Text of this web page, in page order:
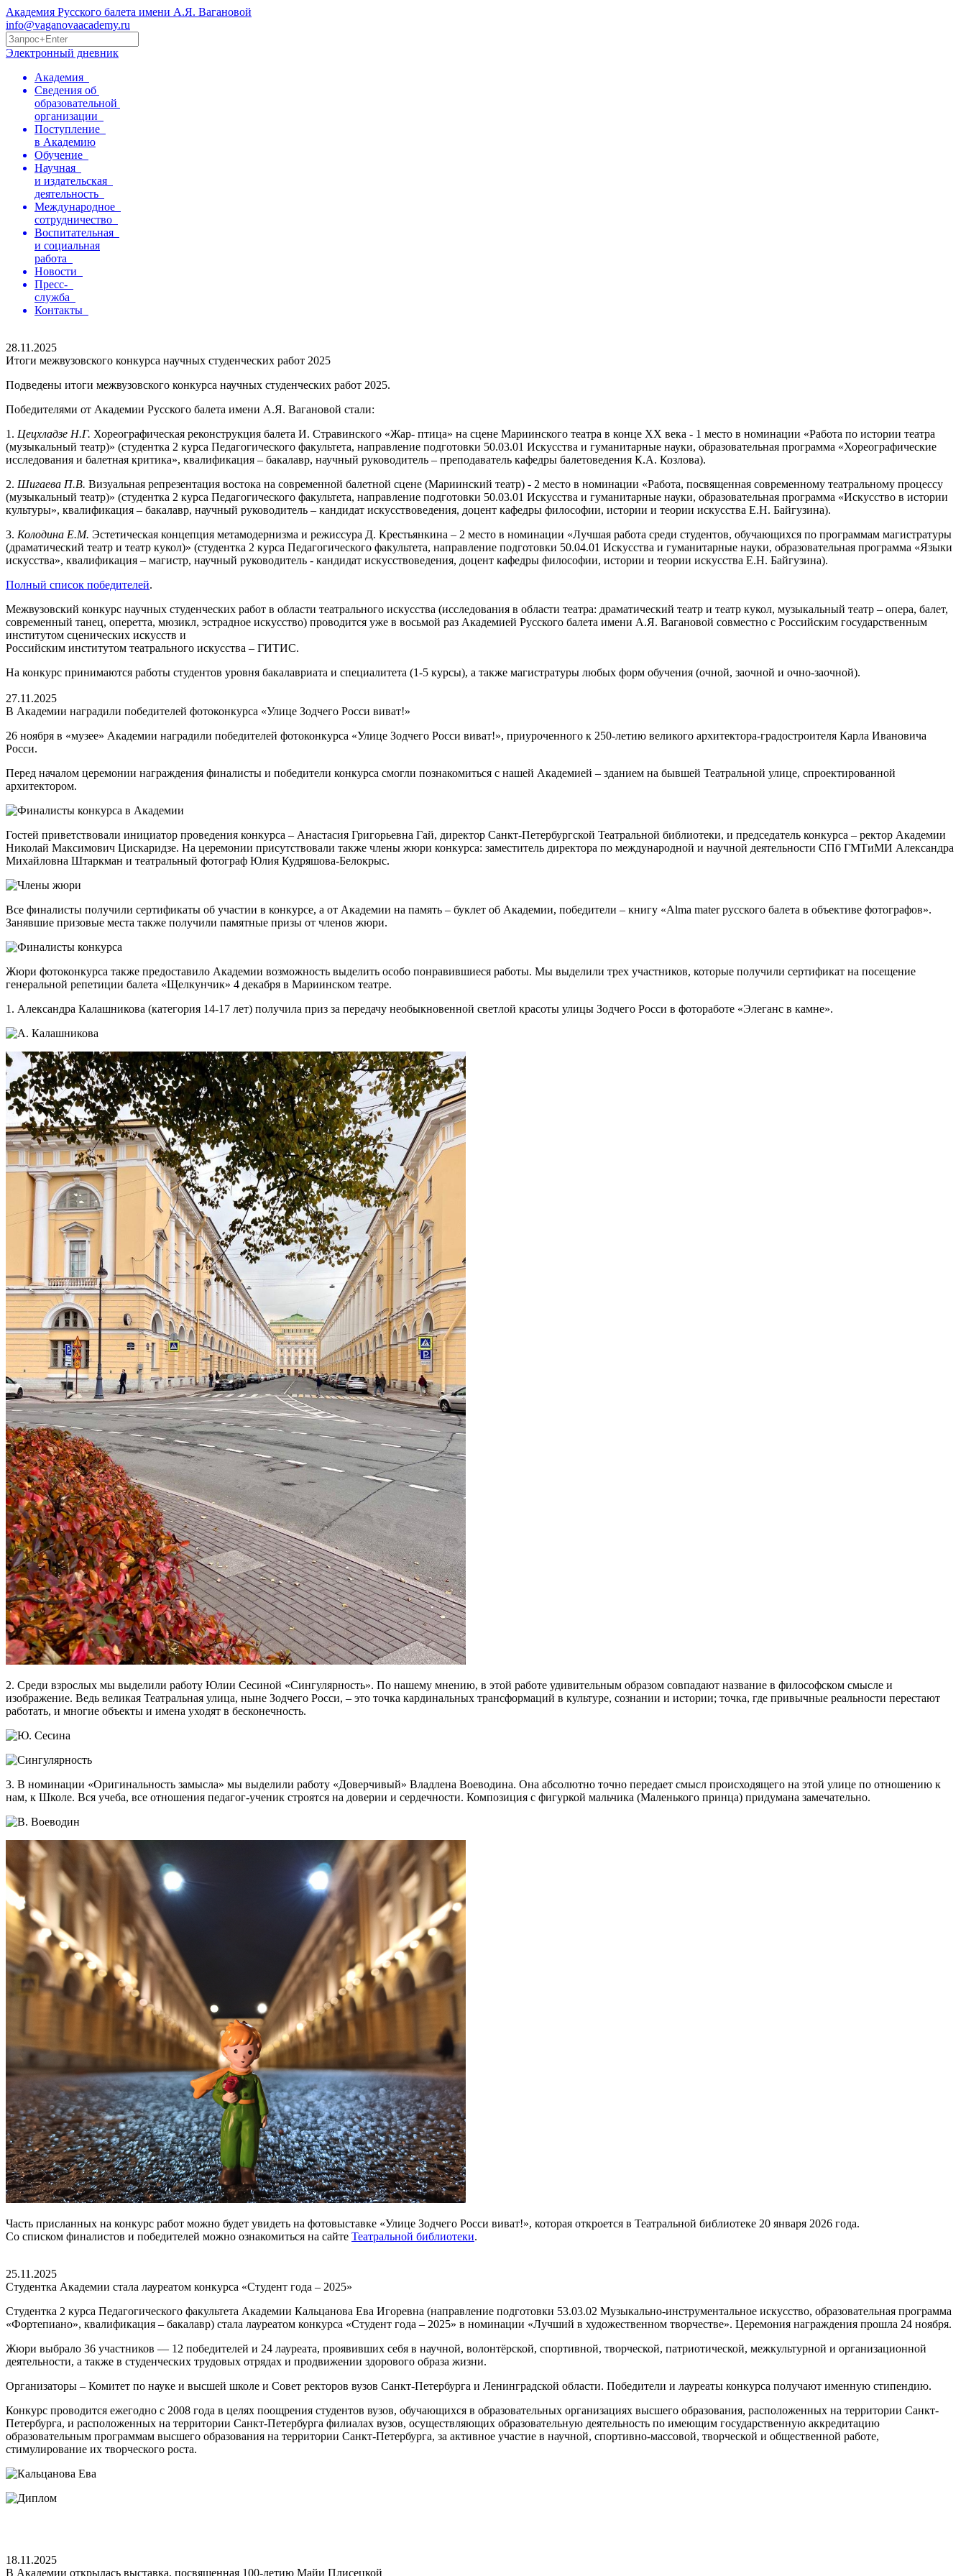
Академия Русского балета имени А.Я. Вагановой
info@vaganovaacademy.ru
Электронный дневник
Академия
Сведения об
образовательной
организации
Поступление
в Академию
Обучение
Научная
и издательская
деятельность
Международное
сотрудничество
Воспитательная
и социальная
работа
Новости
Пресс-
служба
Контакты
28.11.2025
Итоги межвузовского конкурса научных студенческих работ 2025
Подведены итоги межвузовского конкурса научных студенческих работ 2025.
Победителями от Академии Русского балета имени А.Я. Вагановой стали:
1. Цецхладзе Н.Г. Хореографическая реконструкция балета И. Стравинского «Жар- птица» на сцене Мариинского театра в конце XX века - 1 место в номинации «Работа по истории театра
(музыкальный театр)» (студентка 2 курса Педагогического факультета, направление подготовки 50.03.01 Искусства и гуманитарные науки, образовательная программа «Хореографические
исследования и балетная критика», квалификация – бакалавр, научный руководитель – преподаватель кафедры балетоведения К.А. Козлова).
2. Шигаева П.В. Визуальная репрезентация востока на современной балетной сцене (Мариинский театр) - 2 место в номинации «Работа, посвященная современному театральному процессу
(музыкальный театр)» (студентка 2 курса Педагогического факультета, направление подготовки 50.03.01 Искусства и гуманитарные науки, образовательная программа «Искусство в истории
культуры», квалификация – бакалавр, научный руководитель – кандидат искусствоведения, доцент кафедры философии, истории и теории искусства Е.Н. Байгузина).
3. Колодина Е.М. Эстетическая концепция метамодернизма и режиссура Д. Крестьянкина – 2 место в номинации «Лучшая работа среди студентов, обучающихся по программам магистратуры
(драматический театр и театр кукол)» (студентка 2 курса Педагогического факультета, направление подготовки 50.04.01 Искусства и гуманитарные науки, образовательная программа «Языки
искусства», квалификация – магистр, научный руководитель - кандидат искусствоведения, доцент кафедры философии, истории и теории искусства Е.Н. Байгузина).
Полный список победителей.
Межвузовский конкурс научных студенческих работ в области театрального искусства (исследования в области театра: драматический театр и театр кукол, музыкальный театр – опера, балет,
современный танец, оперетта, мюзикл, эстрадное искусство) проводится уже в восьмой раз Академией Русского балета имени А.Я. Вагановой совместно с Российским государственным
институтом сценических искусств и
Российским институтом театрального искусства – ГИТИС.
На конкурс принимаются работы студентов уровня бакалавриата и специалитета (1-5 курсы), а также магистратуры любых форм обучения (очной, заочной и очно-заочной).
27.11.2025
В Академии наградили победителей фотоконкурса «Улице Зодчего Росси виват!»
26 ноября в «музее» Академии наградили победителей фотоконкурса «Улице Зодчего Росси виват!», приуроченного к 250-летию великого архитектора-градостроителя Карла Ивановича
Росси.
Перед началом церемонии награждения финалисты и победители конкурса смогли познакомиться с нашей Академией – зданием на бывшей Театральной улице, спроектированной
архитектором.
Гостей приветствовали инициатор проведения конкурса – Анастасия Григорьевна Гай, директор Санкт-Петербургской Театральной библиотеки, и председатель конкурса – ректор Академии
Николай Максимович Цискаридзе. На церемонии присутствовали также члены жюри конкурса: заместитель директора по международной и научной деятельности СПб ГМТиМИ Александра
Михайловна Штаркман и театральный фотограф Юлия Кудряшова-Белокрыс.
Все финалисты получили сертификаты об участии в конкурсе, а от Академии на память – буклет об Академии, победители – книгу «Alma mater русского балета в объективе фотографов».
Занявшие призовые места также получили памятные призы от членов жюри.
Жюри фотоконкурса также предоставило Академии возможность выделить особо понравившиеся работы. Мы выделили трех участников, которые получили сертификат на посещение
генеральной репетиции балета «Щелкунчик» 4 декабря в Мариинском театре.
1. Александра Калашникова (категория 14-17 лет) получила приз за передачу необыкновенной светлой красоты улицы Зодчего Росси в фотоработе «Элеганс в камне».
2. Среди взрослых мы выделили работу Юлии Сесиной «Сингулярность». По нашему мнению, в этой работе удивительным образом совпадают название в философском смысле и
изображение. Ведь великая Театральная улица, ныне Зодчего Росси, – это точка кардинальных трансформаций в культуре, сознании и истории; точка, где привычные реальности перестают
работать, и многие объекты и имена уходят в бесконечность.
3. В номинации «Оригинальность замысла» мы выделили работу «Доверчивый» Владлена Воеводина. Она абсолютно точно передает смысл происходящего на этой улице по отношению к
нам, к Школе. Вся учеба, все отношения педагог-ученик строятся на доверии и сердечности. Композиция с фигуркой мальчика (Маленького принца) придумана замечательно.
Часть присланных на конкурс работ можно будет увидеть на фотовыставке «Улице Зодчего Росси виват!», которая откроется в Театральной библиотеке 20 января 2026 года.
Со списком финалистов и победителей можно ознакомиться на сайте Театральной библиотеки.
25.11.2025
Студентка Академии стала лауреатом конкурса «Студент года – 2025»
Студентка 2 курса Педагогического факультета Академии Кальцанова Ева Игоревна (направление подготовки 53.03.02 Музыкально-инструментальное искусство, образовательная программа
«Фортепиано», квалификация – бакалавр) стала лауреатом конкурса «Студент года – 2025» в номинации «Лучший в художественном творчестве». Церемония награждения прошла 24 ноября.
Жюри выбрало 36 участников — 12 победителей и 24 лауреата, проявивших себя в научной, волонтёрской, спортивной, творческой, патриотической, межкультурной и организационной
деятельности, а также в студенческих трудовых отрядах и продвижении здорового образа жизни.
Организаторы – Комитет по науке и высшей школе и Совет ректоров вузов Санкт-Петербурга и Ленинградской области. Победители и лауреаты конкурса получают именную стипендию.
Конкурс проводится ежегодно с 2008 года в целях поощрения студентов вузов, обучающихся в образовательных организациях высшего образования, расположенных на территории Санкт-
Петербурга, и расположенных на территории Санкт-Петербурга филиалах вузов, осуществляющих образовательную деятельность по имеющим государственную аккредитацию
образовательным программам высшего образования на территории Санкт-Петербурга, за активное участие в научной, спортивно-массовой, творческой и общественной работе,
стимулирование их творческого роста.
18.11.2025
В Академии открылась выставка, посвященная 100-летию Майи Плисецкой